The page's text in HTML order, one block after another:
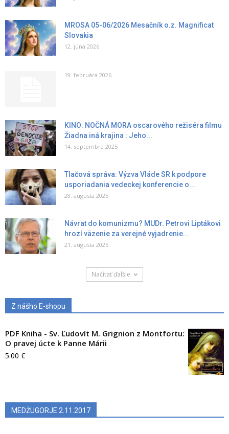
MROSA 05-06/2026 Mesačník o.z. Magnificat
Slovakia
12. júna 2026
19. februára 2026
KINO: NOČNÁ MORA oscarového režiséra filmu
Žiadna iná krajina : Jeho...
14. septembra 2025
Tlačová správa: Výzva Vláde SR k podpore
usporiadania vedeckej konferencie o...
28. augusta 2025
Návrat do komunizmu? MUDr. Petrovi Liptákovi
hrozí väzenie za verejné vyjadrenie...
21. augusta 2025
Načítať ďalšie
Z nášho E-shopu
PDF Kniha - Sv. Ľudovít M. Grignion z Montfortu:
O pravej úcte k Panne Márii
5.00 €
MEDŽUGORJE 2.11.2017